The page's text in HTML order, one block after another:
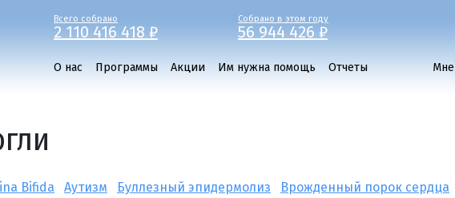
Всего собрано
2 110 416 418 ₽
Собрано в этом году
56 944 426 ₽
О нас Программы Акции Им нужна помощь Отчеты
Bifida Аутизм Буллезный эпидермолиз
Врожденный порок сердца